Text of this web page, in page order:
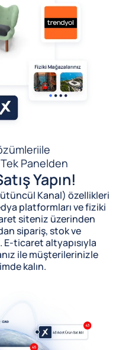
ile
Panelden
Yapın!
Kanal) özellikleri
platformları ve fiziki
siteniz üzerinden
sipariş, stok ve
E-ticaret altyapısıyla
ile müşterilerinizle
kalın.